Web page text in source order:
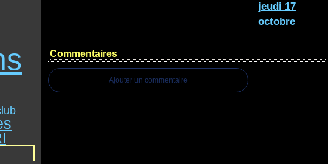
jeudi 17
octobre
Commentaires
Ajouter un commentaire